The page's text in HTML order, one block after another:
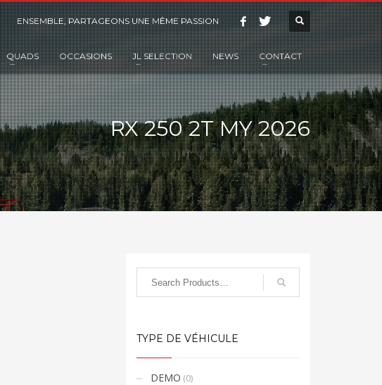
ENSEMBLE, PARTAGEONS UNE MÊME PASSION
QUADS OCCASIONS JL SELECTION NEWS CONTACT
RX 250 2T MY 2026
TYPE DE VÉHICULE
DEMO (0)